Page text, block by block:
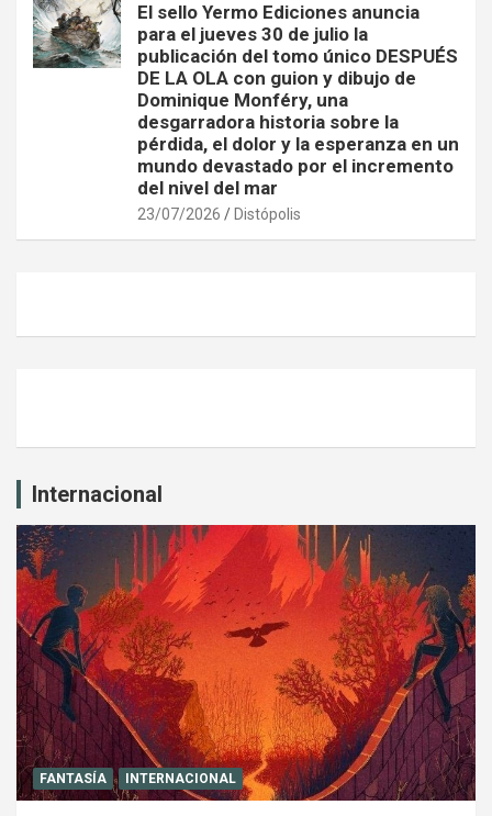
El sello Yermo Ediciones anuncia
para el jueves 30 de julio la
publicación del tomo único DESPUÉS
DE LA OLA con guion y dibujo de
Dominique Monféry, una
desgarradora historia sobre la
pérdida, el dolor y la esperanza en un
mundo devastado por el incremento
del nivel del mar
23/07/2026 Distópolis
Internacional
FANTASÍA INTERNACIONAL